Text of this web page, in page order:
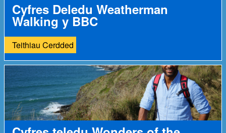
Cyfres Deledu Weatherman
Walking y BBC
Teithiau Cerdded